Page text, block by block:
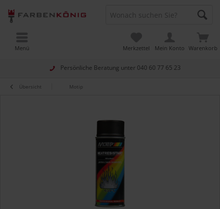
Persönliche Beratung unter 040 60 77 65 23
Warenkorb
Merkzettel Mein Konto
Menü
Übersicht Motip